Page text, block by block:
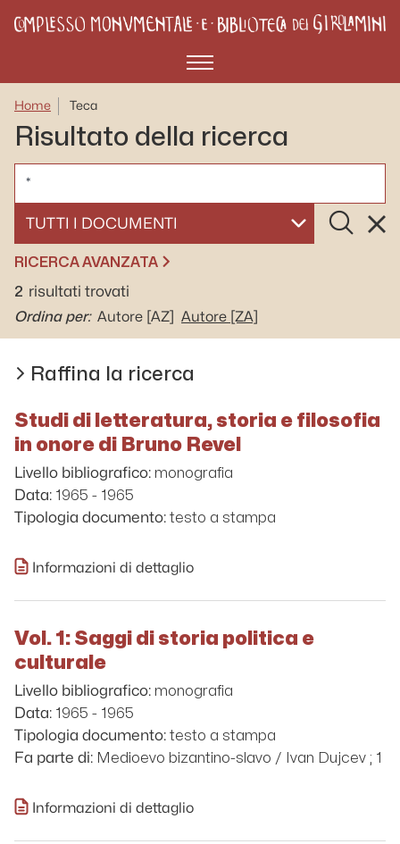
Menù
Home Teca
Risultato della ricerca
SELEZIONA UN DOCUMENTO
Cerca
RICERCA AVANZATA
2 risultati trovati
Ordina per: Autore [AZ] Autore [ZA]
Raffina la ricerca
Studi di letteratura, storia e filosofia
in onore di Bruno Revel
Livello bibliografico: monografia
Data: 1965 - 1965
Tipologia documento: testo a stampa
Informazioni di dettaglio
Vol. 1: Saggi di storia politica e
culturale
Livello bibliografico: monografia
Data: 1965 - 1965
Tipologia documento: testo a stampa
Fa parte di: Medioevo bizantino-slavo / Ivan Dujcev ; 1
Informazioni di dettaglio